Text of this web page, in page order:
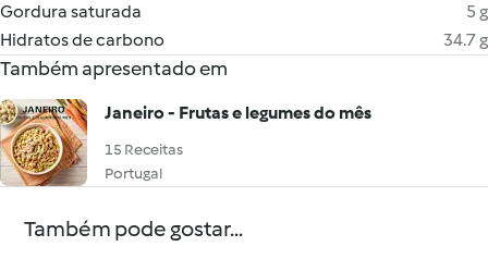
Gordura saturada
5 g
Hidratos de carbono
34.7 g
Também apresentado em
Janeiro - Frutas e legumes do mês
15 Receitas
Portugal
Também pode gostar...